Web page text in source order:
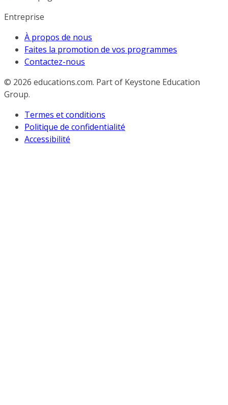
Entreprise
À propos de nous
Faites la promotion de vos programmes
Contactez-nous
© 2026 educations.com. Part of Keystone Education
Group.
Termes et conditions
Politique de confidentialité
Accessibilité